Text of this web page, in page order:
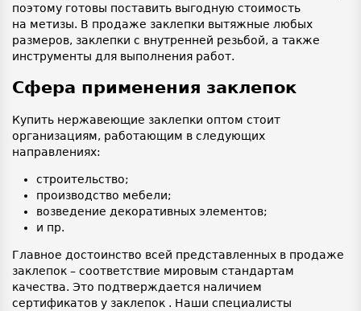
поэтому готовы поставить выгодную стоимость
на метизы. В продаже заклепки вытяжные любых
размеров, заклепки с внутренней резьбой, а также
инструменты для выполнения работ.
Сфера применения заклепок
Купить нержавеющие заклепки оптом стоит
организациям, работающим в следующих
направлениях:
строительство;
производство мебели;
возведение декоративных элементов;
и пр.
Главное достоинство всей представленных в продаже
заклепок – соответствие мировым стандартам
качества. Это подтверждается наличием
сертификатов у заклепок . Наши специалисты